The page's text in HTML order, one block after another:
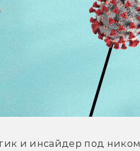
и инсайдер под ником